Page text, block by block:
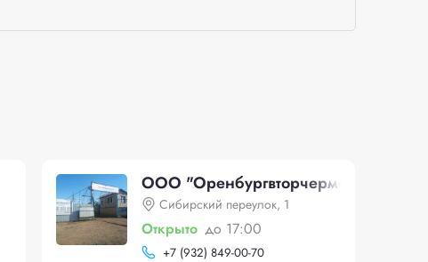
ООО "Оренбургвторчермет"
Сибирский переулок, 1
Открыто до 17:00
+7 (932) 849-00-70